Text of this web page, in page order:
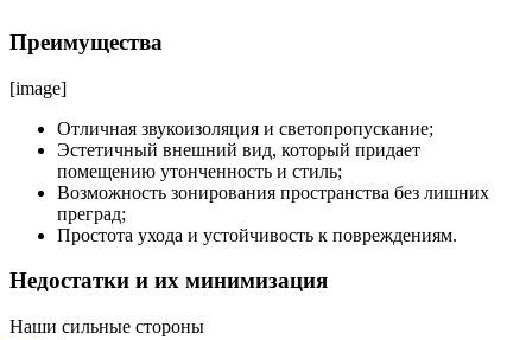
Преимущества
[image]
Отличная звукоизоляция и светопропускание;
Эстетичный внешний вид, который придает
помещению утонченность и стиль;
Возможность зонирования пространства без лишних
преград;
Простота ухода и устойчивость к повреждениям.
Недостатки и их минимизация
Наши сильные стороны